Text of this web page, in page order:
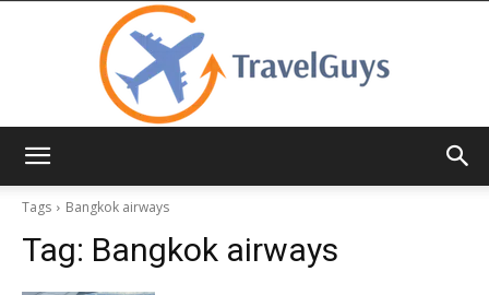
Tags
Bangkok airways
Tag: Bangkok airways